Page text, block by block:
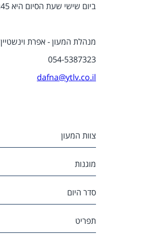
ביום שישי שעת הסיום היא 11:45
מנהלת המעון - אפרת וינשטיין
054-5387323
dafna@ytlv.co.il
צוות המעון
מוגנות
סדר היום
תפריט